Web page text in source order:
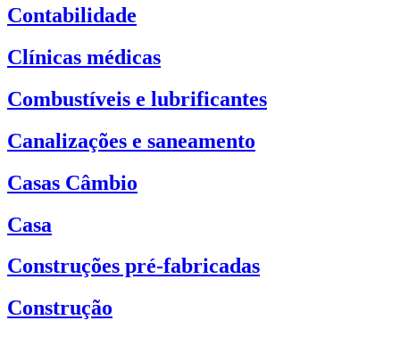
Contabilidade
Clínicas médicas
Combustíveis e lubrificantes
Canalizações e saneamento
Casas Câmbio
Casa
Construções pré-fabricadas
Construção